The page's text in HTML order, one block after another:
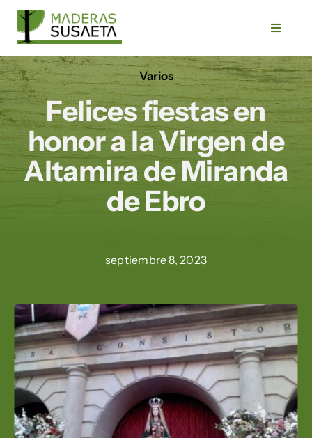
Saltar
contenido
Toggle
Inicio
Empresa
Servicios
Blog
Varios
Felices fiestas en
honor a la Virgen de
Altamira de Miranda
de Ebro
septiembre 8, 2023